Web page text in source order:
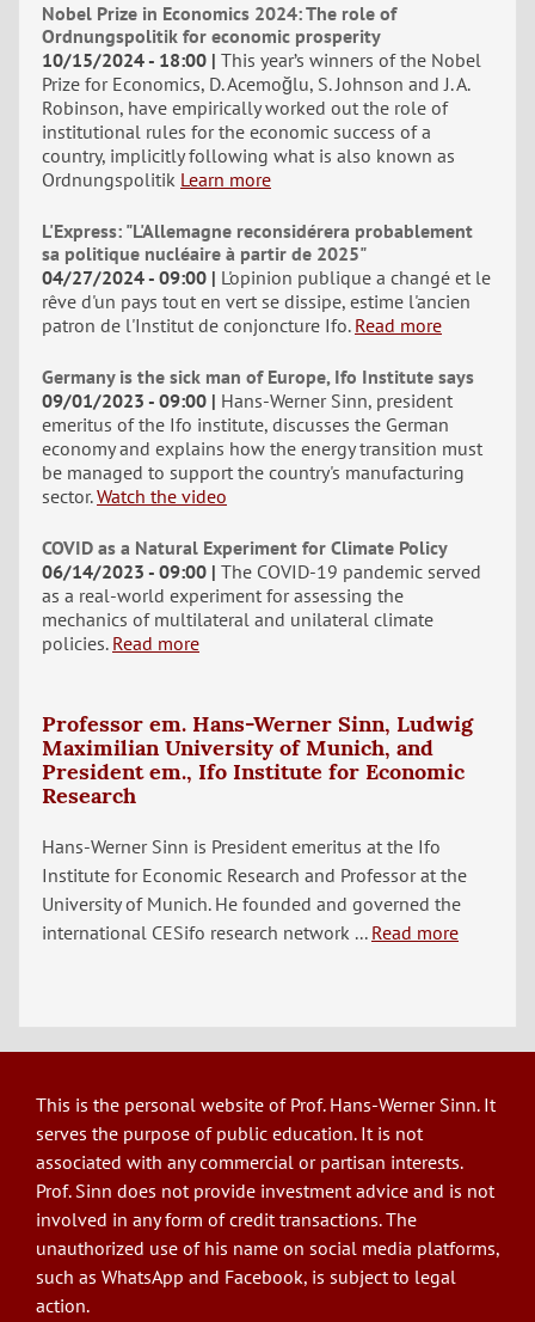
Nobel Prize in Economics 2024: The role of
Ordnungspolitik for economic prosperity
10/15/2024 - 18:00 This year’s winners of the Nobel
Prize for Economics, D. Acemoğlu, S. Johnson and J. A.
Robinson, have empirically worked out the role of
institutional rules for the economic success of a
country, implicitly following what is also known as
Ordnungspolitik Learn more
L'Express: "L'Allemagne reconsidérera probablement
sa politique nucléaire à partir de 2025"
04/27/2024 - 09:00
L'opinion publique a changé et le
rêve d'un pays tout en vert se dissipe, estime l'ancien
patron de l'Institut de conjoncture Ifo. Read more
Germany is the sick man of Europe, Ifo Institute says
09/01/2023 - 09:00
Hans-Werner Sinn, president
emeritus of the Ifo institute, discusses the German
economy and explains how the energy transition must
be managed to support the country's manufacturing
sector. Watch the video
COVID as a Natural Experiment for Climate Policy
06/14/2023 - 09:00 The COVID-19 pandemic served
as a real-world experiment for assessing the
mechanics of multilateral and unilateral climate
policies. Read more
Professor em. Hans-Werner Sinn, Ludwig
Maximilian University of Munich, and
President em., Ifo Institute for Economic
Research
Hans-Werner Sinn is President emeritus at the Ifo
Institute for Economic Research and Professor at the
University of Munich. He founded and governed the
international CESifo research network ... Read more
This is the personal website of Prof. Hans-Werner Sinn. It
serves the purpose of public education. It is not
associated with any commercial or partisan interests.
Prof. Sinn does not provide investment advice and is not
involved in any form of credit transactions. The
unauthorized use of his name on social media platforms,
such as WhatsApp and Facebook, is subject to legal
action.